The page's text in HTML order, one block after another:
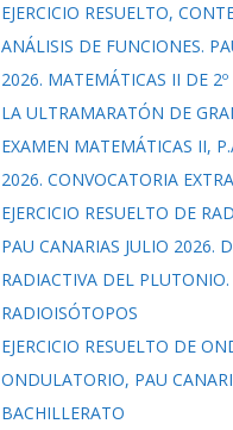
EJERCICIO RESUELTO,
ANÁLISIS DE FUNCIONES.
2026. MATEMÁTICAS II DE
LA ULTRAMARATÓN DE
EXAMEN MATEMÁTICAS II,
2026. CONVOCATORIA
EJERCICIO RESUELTO DE
PAU CANARIAS JULIO 2026.
RADIACTIVA DEL
RADIOISÓTOPOS
EJERCICIO RESUELTO DE
ONDULATORIO, PAU
BACHILLERATO